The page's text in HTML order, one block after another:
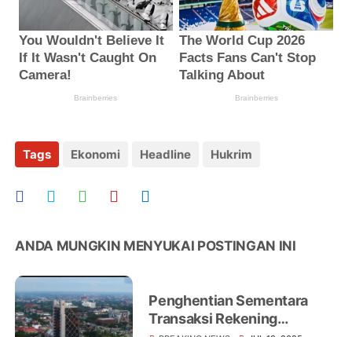
Tags Ekonomi Headline Hukrim
ANDA MUNGKIN MENYUKAI POSTINGAN INI
Penghentian Sementara
Transaksi Rekening